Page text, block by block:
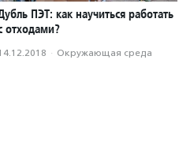
ПЭТ: как научиться работать
отходами?
· Окружающая среда